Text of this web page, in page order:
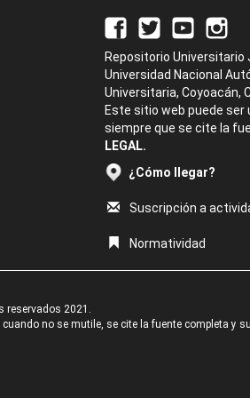
Repositorio Universitario
Universidad Nacional
Universitaria, Coyoacán,
Este sitio web puede
siempre que se cite la
LEGAL.
¿Cómo llegar?
Suscripción a
Normatividad
reservados 2021.
no se mutile, se cite la fuente completa y